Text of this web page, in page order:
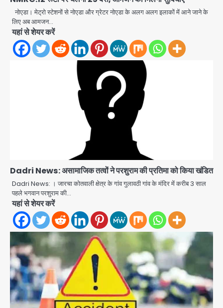
नोएडा। मेट्रो स्टेशनों से नोएडा और ग्रेटर नोएडा के अलग अलग इलाकों में आने जाने के
लिए अब आमजन…
यहां से शेयर करें
Dadri News: असामाजिक तत्वों ने परशुराम की प्रतिमा को किया खंडित
Dadri News: । जारचा कोतवाली क्षेत्र के गांव गुलावठी गांव के मंदिर में करीब 3 साल
पहले भगवान परशुराम की…
यहां से शेयर करें
2 Avinash Kumar
3
Har Ghar Tiranga Campaign:
गौतमबुद्धनगर में 9 से 17 अगस्त तक चलेगा जन-
जागरूकता महाअभियान, डीएम ने की समीक्षा
Avinash Kumar